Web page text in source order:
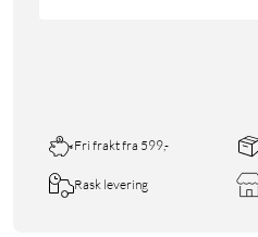
Fri frakt fra 599,-
Rask levering